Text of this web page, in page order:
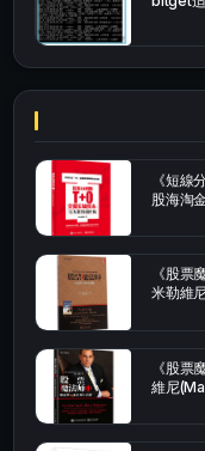
《短線
股海淘
《股票
米勒維
《股票
維尼